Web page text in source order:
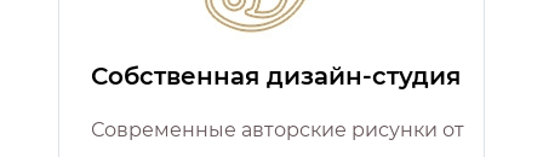
Собственная дизайн-студия
Современные авторские рисунки от